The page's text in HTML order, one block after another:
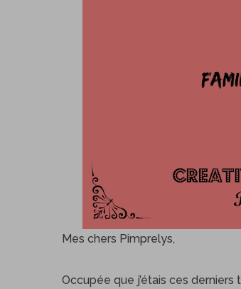
Mes chers Pimprelys,
Occupée que j’étais ces